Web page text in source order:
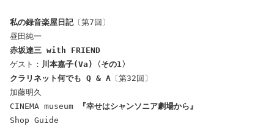
私の録音楽屋日記〔第7回〕
昼田純一
赤坂達三with FRIEND
ゲスト： 川本嘉子(Va)〈その1〉
クラリネット何でも Q & A〔第32回〕
加藤明久
CINEMA museum
『幸せはシャンソニア劇場から』
Shop Guide